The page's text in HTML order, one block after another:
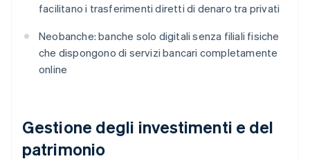
facilitano i trasferimenti diretti di denaro tra privati
Neobanche: banche solo digitali senza filiali fisiche
che dispongono di servizi bancari completamente
online
Gestione degli investimenti e del
patrimonio